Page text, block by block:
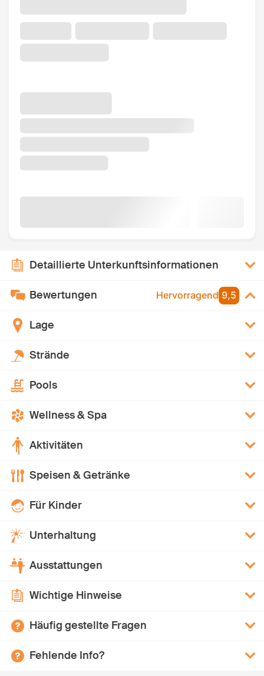
Detaillierte Unterkunftsinformationen
Bewertungen Hervorragend 9,5
Lage
Strände
Pools
Wellness & Spa
Aktivitäten
Speisen & Getränke
Für Kinder
Unterhaltung
Ausstattungen
Wichtige Hinweise
Häufig gestellte Fragen
Fehlende Info?